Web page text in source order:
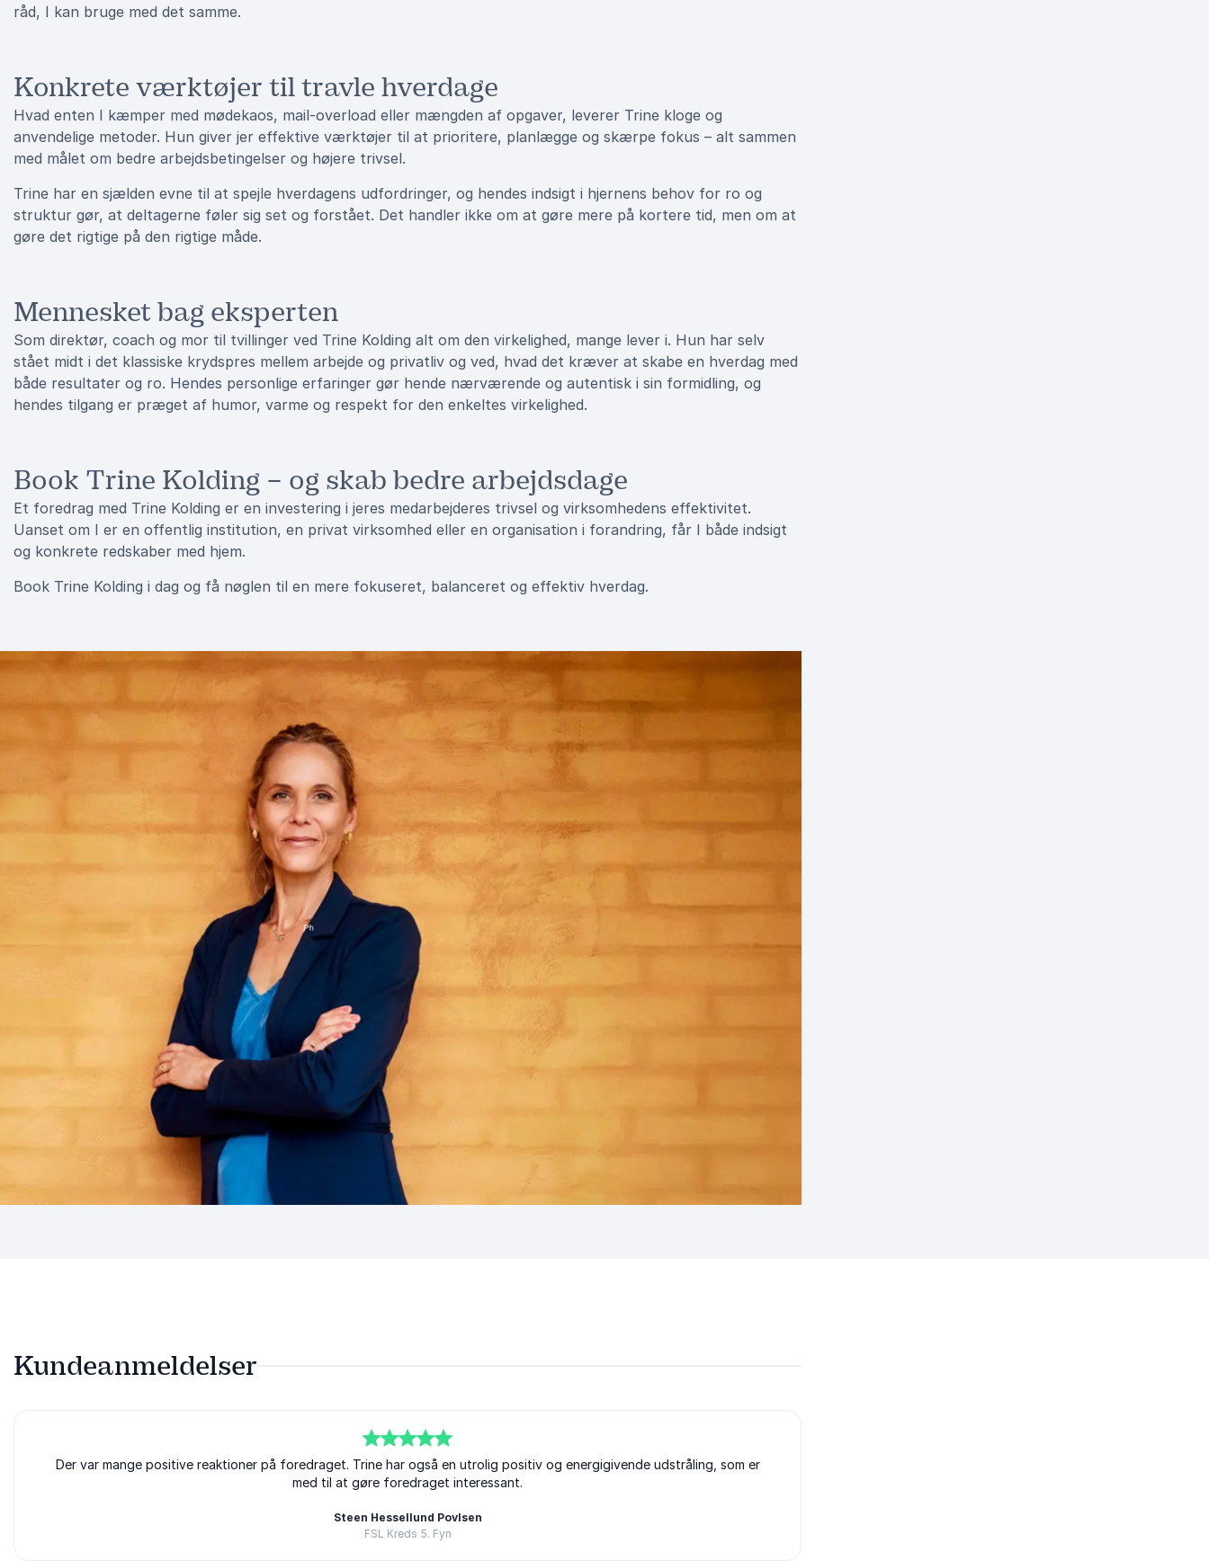
råd, I kan bruge med det samme.
Konkrete værktøjer til travle hverdage
Hvad enten I kæmper med mødekaos, mail-overload eller mængden af opgaver, leverer Trine kloge og
anvendelige metoder. Hun giver jer effektive værktøjer til at prioritere, planlægge og skærpe fokus – alt sammen
med målet om bedre arbejdsbetingelser og højere trivsel.
Trine har en sjælden evne til at spejle hverdagens udfordringer, og hendes indsigt i hjernens behov for ro og
struktur gør, at deltagerne føler sig set og forstået. Det handler ikke om at gøre mere på kortere tid, men om at
gøre det rigtige på den rigtige måde.
Mennesket bag eksperten
Som direktør, coach og mor til tvillinger ved Trine Kolding alt om den virkelighed, mange lever i. Hun har selv
stået midt i det klassiske krydspres mellem arbejde og privatliv og ved, hvad det kræver at skabe en hverdag med
både resultater og ro. Hendes personlige erfaringer gør hende nærværende og autentisk i sin formidling, og
hendes tilgang er præget af humor, varme og respekt for den enkeltes virkelighed.
Book Trine Kolding – og skab bedre arbejdsdage
Et foredrag med Trine Kolding er en investering i jeres medarbejderes trivsel og virksomhedens effektivitet.
Uanset om I er en offentlig institution, en privat virksomhed eller en organisation i forandring, får I både indsigt
og konkrete redskaber med hjem.
Book Trine Kolding i dag og få nøglen til en mere fokuseret, balanceret og effektiv hverdag.
Kundeanmeldelser
ud af5
Der var mange positive reaktioner på foredraget. Trine har også en utrolig positiv og energigivende udstråling, som er
med til at gøre foredraget interessant.
Steen Hessellund Povlsen
FSL Kreds 5. Fyn